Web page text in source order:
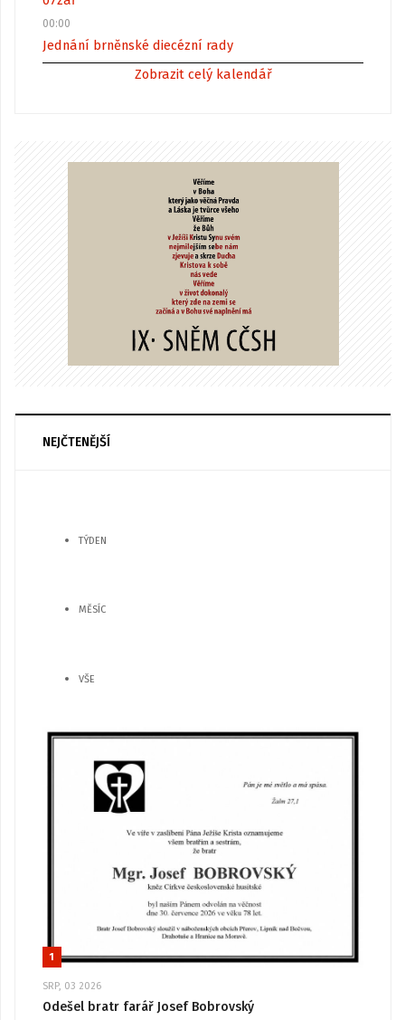
00:00
Jednání brněnské diecézní rady
Zobrazit celý kalendář
NEJČTENĚJŠÍ
TÝDEN
MĚSÍC
VŠE
1
SRP, 03 2026
Odešel bratr farář Josef Bobrovský